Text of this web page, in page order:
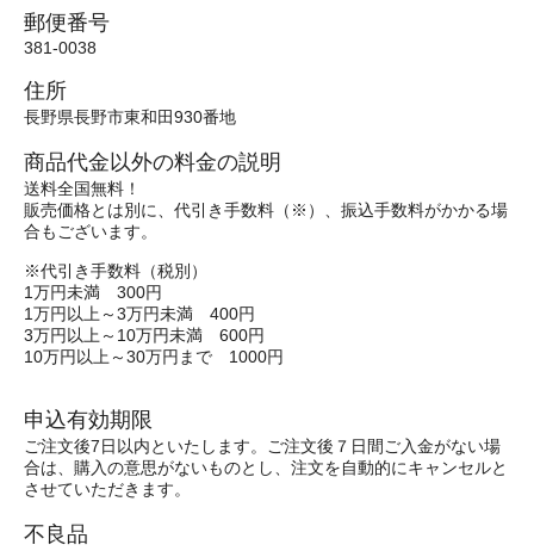
郵便番号
381-0038
住所
長野県長野市東和田930番地
商品代金以外の料金の説明
送料全国無料！
販売価格とは別に、代引き手数料（※）、振込手数料がかかる場
合もございます。
※代引き手数料（税別）
1万円未満 300円
1万円以上～3万円未満 400円
3万円以上～10万円未満 600円
10万円以上～30万円まで 1000円
申込有効期限
ご注文後7日以内といたします。ご注文後７日間ご入金がない場
合は、購入の意思がないものとし、注文を自動的にキャンセルと
させていただきます。
不良品